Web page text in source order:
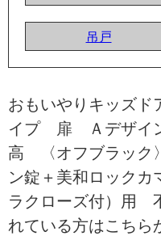
吊戸
おもいやりキッズ
イプ 扉 Ａデザイ
高 〈オフブラッ
ン錠＋美和ロック
ラクローズ付）用
れている方はこちら